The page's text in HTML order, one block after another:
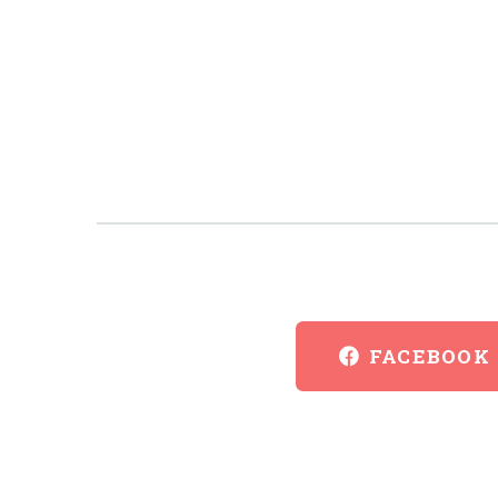
FACEBOOK